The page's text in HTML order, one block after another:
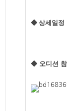
◆ 상세일정
◆ 오디션 참